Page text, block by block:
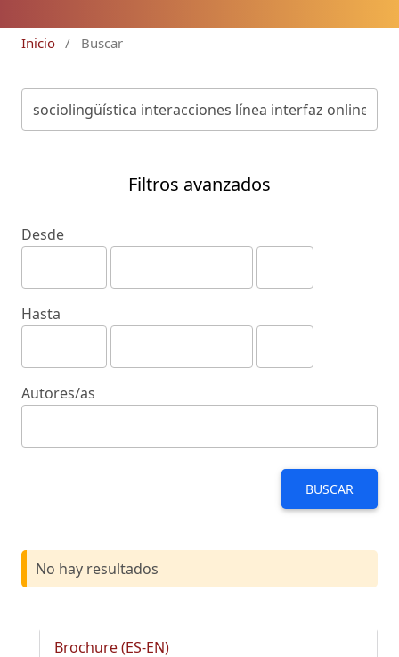
Inicio / Buscar
Filtros avanzados
Desde
Hasta
Autores/as
BUSCAR
No hay resultados
Brochure (ES-EN)